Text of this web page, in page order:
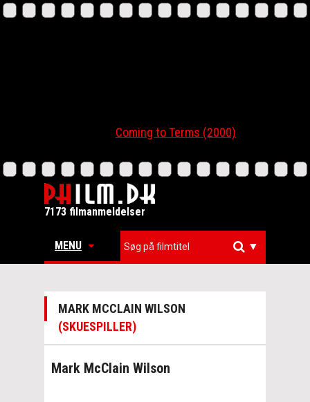
Coming to Terms (2000)
7173 filmanmeldelser
MENU ▼
MARK MCCLAIN WILSON
(SKUESPILLER)
Mark McClain Wilson